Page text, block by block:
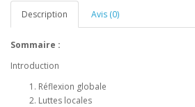
Description Avis (0)
Sommaire :
Introduction
Réflexion globale
Luttes locales